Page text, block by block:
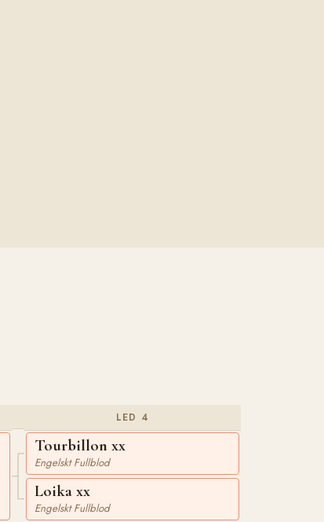
LED 4
Tourbillon xx
Engelskt Fullblod
Loika xx
Engelskt Fullblod